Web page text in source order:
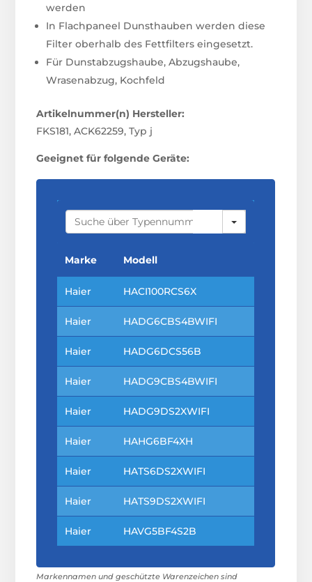
werden
In Flachpaneel Dunsthauben werden diese
Filter oberhalb des Fettfilters eingesetzt.
Für Dunstabzugshaube, Abzugshaube,
Wrasenabzug, Kochfeld
Artikelnummer(n) Hersteller:
FKS181, ACK62259, Typ j
Geeignet für folgende Geräte:
S
A
C
H
Marke Modell
Haier HACI100RCS6X
Haier HADG6CBS4BWIFI
Haier HADG6DCS56B
Haier HADG9CBS4BWIFI
Haier HADG9DS2XWIFI
Haier HAHG6BF4XH
Haier HATS6DS2XWIFI
Haier HATS9DS2XWIFI
Haier HAVG5BF4S2B
Markennamen und geschützte Warenzeichen sind